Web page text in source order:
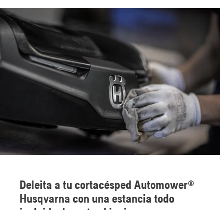
Consejo general
Encuentra tu tienda más cercana
Deleita a tu cortacésped Automower®
Husqvarna con una estancia todo